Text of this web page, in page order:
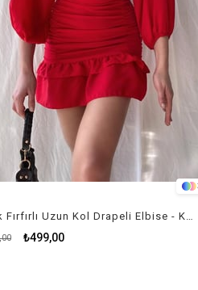
₺499,00